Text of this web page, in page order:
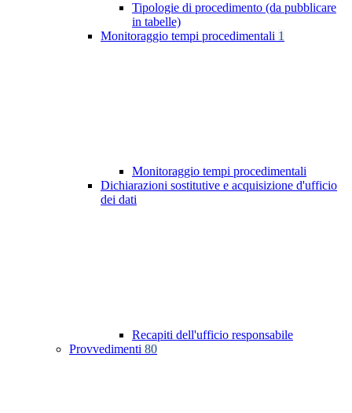
Tipologie di procedimento (da pubblicare
in tabelle)
Monitoraggio tempi procedimentali 1
Monitoraggio tempi procedimentali
Dichiarazioni sostitutive e acquisizione d'ufficio
dei dati
Recapiti dell'ufficio responsabile
Provvedimenti 80